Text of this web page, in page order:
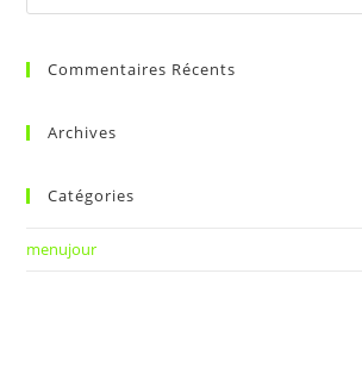
Commentaires Récents
Archives
Catégories
menujour